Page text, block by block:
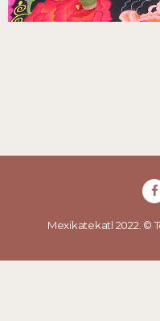
Mexikatekatl 2022. ©